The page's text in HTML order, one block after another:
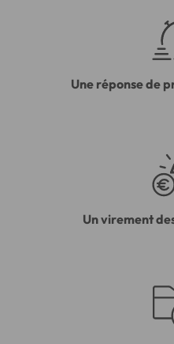
Une réponse de
Un virement